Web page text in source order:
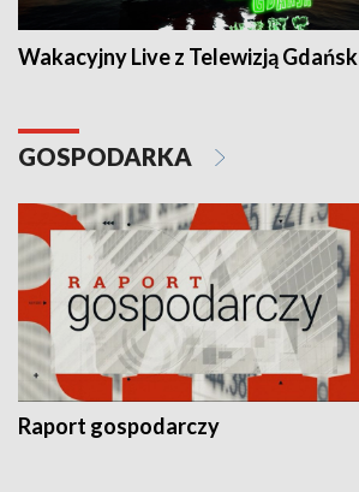
Wakacyjny Live z Telewizją Gdańsk
GOSPODARKA
Raport gospodarczy